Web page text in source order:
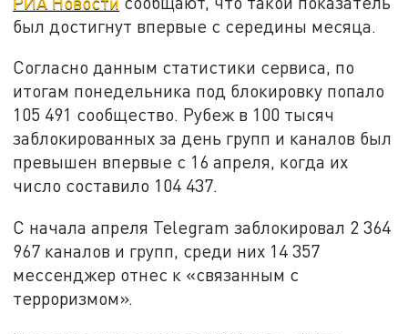
был достигнут впервые с середины месяца.
Согласно данным статистики сервиса, по
итогам понедельника под блокировку попало
105 491 сообщество. Рубеж в 100 тысяч
заблокированных за день групп и каналов был
превышен впервые с 16 апреля, когда их
число составило 104 437.
С начала апреля Telegram заблокировал 2 364
967 каналов и групп, среди них 14 357
мессенджер отнес к «связанным с
терроризмом».